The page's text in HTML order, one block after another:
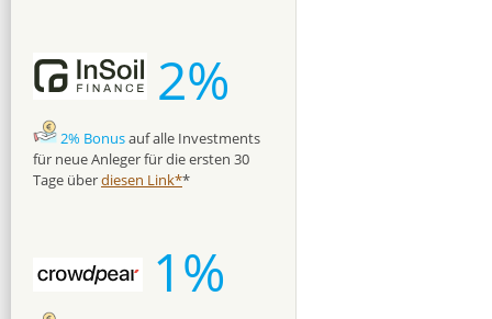
2%
2% Bonusauf alle Investments
für neue Anleger für die ersten 30
Tage überdiesen Link**
1%